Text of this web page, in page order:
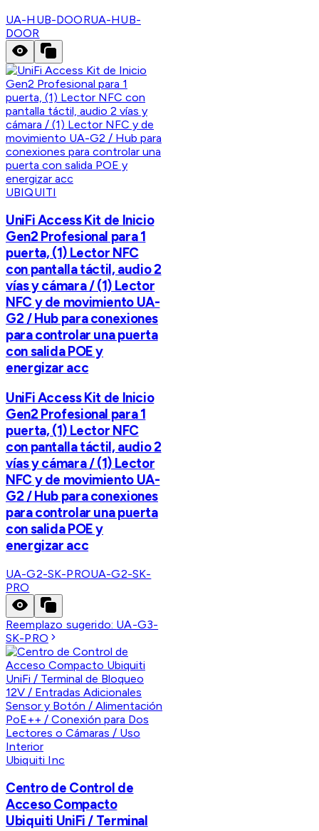
UA-HUB-DOORUA-HUB-
DOOR
UBIQUITI
UniFi Access Kit de Inicio
Gen2 Profesional para 1
puerta, (1) Lector NFC
con pantalla táctil, audio 2
vías y cámara / (1) Lector
NFC y de movimiento UA-
G2 / Hub para conexiones
para controlar una puerta
con salida POE y
energizar acc
UniFi Access Kit de Inicio
Gen2 Profesional para 1
puerta, (1) Lector NFC
con pantalla táctil, audio 2
vías y cámara / (1) Lector
NFC y de movimiento UA-
G2 / Hub para conexiones
para controlar una puerta
con salida POE y
energizar acc
UA-G2-SK-PROUA-G2-SK-
PRO
Reemplazo sugerido: UA-G3-
SK-PRO
Ubiquiti Inc
Centro de Control de
Acceso Compacto
Ubiquiti UniFi / Terminal